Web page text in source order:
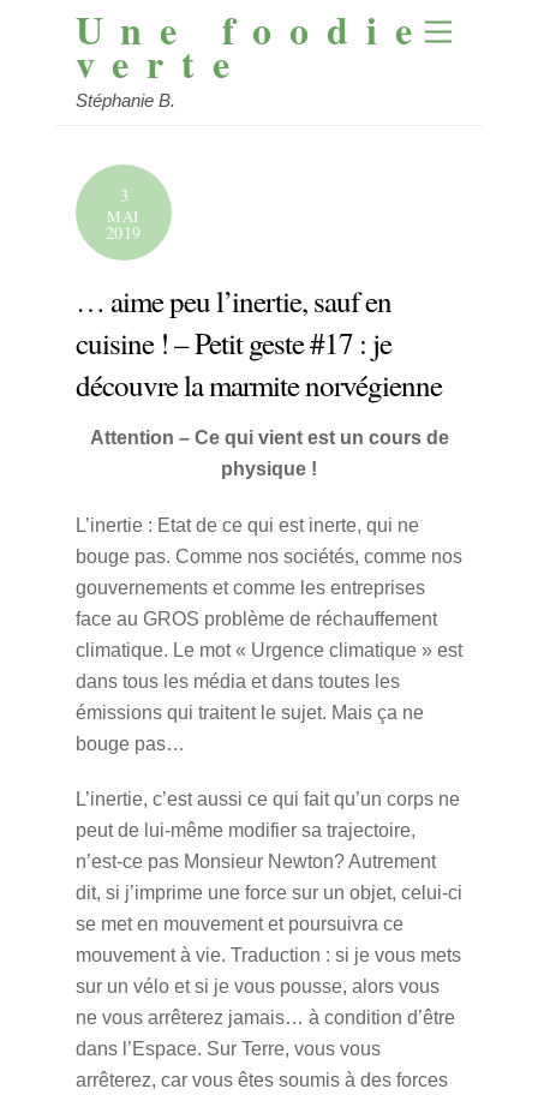
Menu
Une foodie
verte
Stéphanie B.
3
MAI
2019
… aime peu l’inertie, sauf en
cuisine ! – Petit geste #17 : je
découvre la marmite norvégienne
Attention – Ce qui vient est un cours de
physique !
L’inertie : Etat de ce qui est inerte, qui ne
bouge pas. Comme nos sociétés, comme nos
gouvernements et comme les entreprises
face au GROS problème de réchauffement
climatique. Le mot « Urgence climatique » est
dans tous les média et dans toutes les
émissions qui traitent le sujet. Mais ça ne
bouge pas…
L’inertie, c’est aussi ce qui fait qu’un corps ne
peut de lui-même modifier sa trajectoire,
n’est-ce pas Monsieur Newton? Autrement
dit, si j’imprime une force sur un objet, celui-ci
se met en mouvement et poursuivra ce
mouvement à vie. Traduction : si je vous mets
sur un vélo et si je vous pousse, alors vous
ne vous arrêterez jamais… à condition d’être
dans l’Espace. Sur Terre, vous vous
arrêterez, car vous êtes soumis à des forces